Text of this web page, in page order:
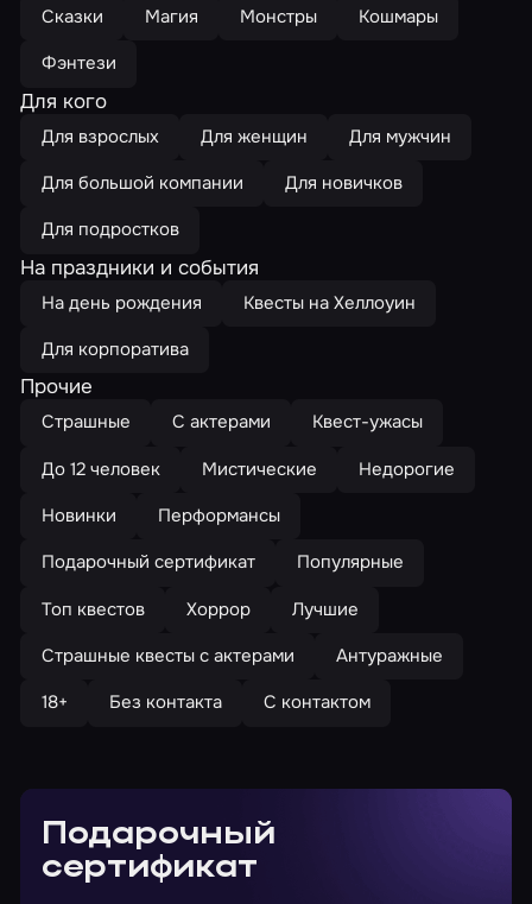
Сказки
Магия Монстры
Кошмары
Фэнтези
Для кого
Для взрослых Для женщин
Для мужчин
Для большой компании
Для новичков
Для подростков
На праздники и события
На день рождения
Квесты на Хеллоуин
Для корпоратива
Прочие
Страшные С актерами
Квест-ужасы
До 12 человек
Мистические
Недорогие
Новинки
Перформансы
Подарочный сертификат
Популярные
Топ квестов
Хоррор
Лучшие
Страшные квесты с актерами
Антуражные
18+
Без контакта С контактом
Подарочный
сертификат